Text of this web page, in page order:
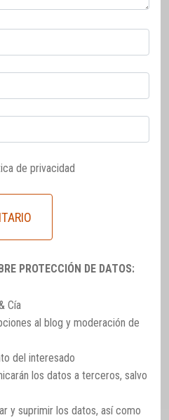
de privacidad
PROTECCIÓN DE DATOS:
Cía
al blog y moderación de
del interesado
los datos a terceros, salvo
y suprimir los datos, así como